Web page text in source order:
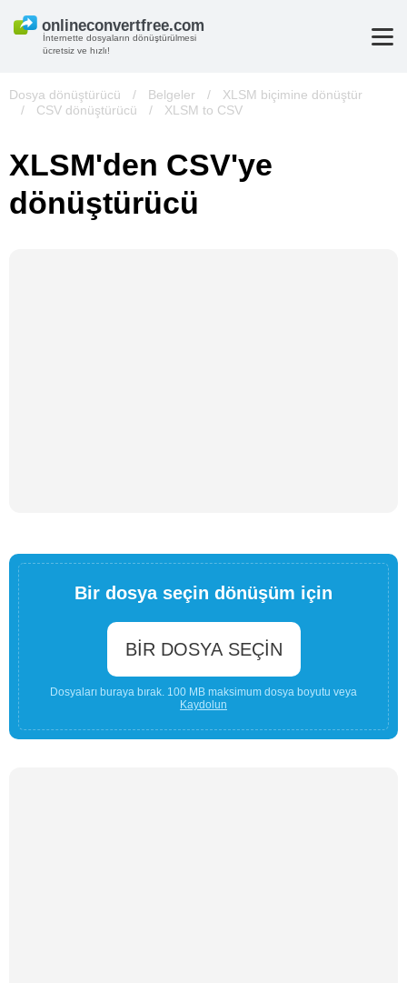
İnternette dosyaların dönüştürülmesi
ücretsiz ve hızlı!
Dosya dönüştürücü / Belgeler /
XLSM biçimine dönüştür
/
CSV dönüştürücü / XLSM to CSV
XLSM'den CSV'ye
dönüştürücü
Bir dosya seçin dönüşüm için
BIR DOSYA SEÇIN
Dosyaları buraya bırak. 100 MB maksimum dosya boyutu veya
Kaydolun